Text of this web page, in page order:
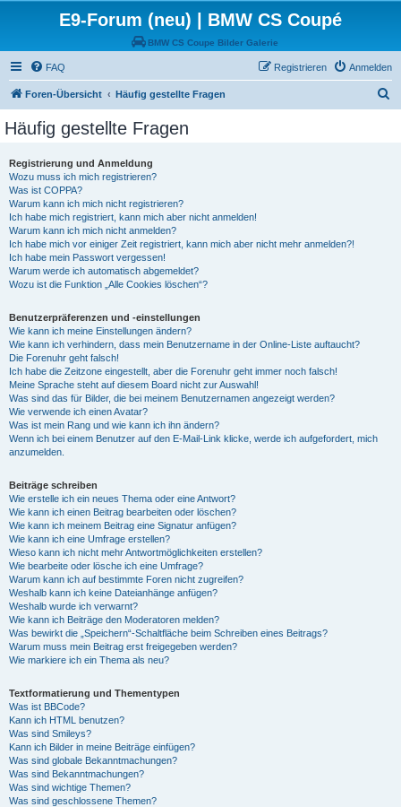
E9-Forum (neu) | BMW CS Coupé
BMW CS Coupe Bilder Galerie
FAQ Anmelden
Registrieren
Foren-Übersicht Häufig gestellte Fragen
Häufig gestellte Fragen
Registrierung und Anmeldung
Wozu muss ich mich registrieren?
Was ist COPPA?
Warum kann ich mich nicht registrieren?
Ich habe mich registriert, kann mich aber nicht anmelden!
Warum kann ich mich nicht anmelden?
Ich habe mich vor einiger Zeit registriert, kann mich aber nicht mehr anmelden?!
Ich habe mein Passwort vergessen!
Warum werde ich automatisch abgemeldet?
Wozu ist die Funktion „Alle Cookies löschen“?
Benutzerpräferenzen und -einstellungen
Wie kann ich meine Einstellungen ändern?
Wie kann ich verhindern, dass mein Benutzername in der Online-Liste auftaucht?
Die Forenuhr geht falsch!
Ich habe die Zeitzone eingestellt, aber die Forenuhr geht immer noch falsch!
Meine Sprache steht auf diesem Board nicht zur Auswahl!
Was sind das für Bilder, die bei meinem Benutzernamen angezeigt werden?
Wie verwende ich einen Avatar?
Was ist mein Rang und wie kann ich ihn ändern?
Wenn ich bei einem Benutzer auf den E-Mail-Link klicke, werde ich aufgefordert, mich
anzumelden.
Beiträge schreiben
Wie erstelle ich ein neues Thema oder eine Antwort?
Wie kann ich einen Beitrag bearbeiten oder löschen?
Wie kann ich meinem Beitrag eine Signatur anfügen?
Wie kann ich eine Umfrage erstellen?
Wieso kann ich nicht mehr Antwortmöglichkeiten erstellen?
Wie bearbeite oder lösche ich eine Umfrage?
Warum kann ich auf bestimmte Foren nicht zugreifen?
Weshalb kann ich keine Dateianhänge anfügen?
Weshalb wurde ich verwarnt?
Wie kann ich Beiträge den Moderatoren melden?
Was bewirkt die „Speichern“-Schaltfläche beim Schreiben eines Beitrags?
Warum muss mein Beitrag erst freigegeben werden?
Wie markiere ich ein Thema als neu?
Textformatierung und Thementypen
Was ist BBCode?
Kann ich HTML benutzen?
Was sind Smileys?
Kann ich Bilder in meine Beiträge einfügen?
Was sind globale Bekanntmachungen?
Was sind Bekanntmachungen?
Was sind wichtige Themen?
Was sind geschlossene Themen?